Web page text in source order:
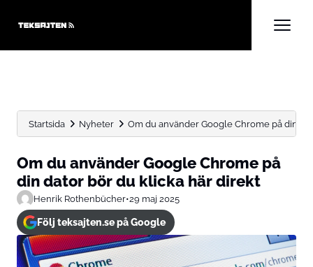
Startsida Nyheter Om du använder Google Chrome på din
Om du använder Google Chrome på
din dator bör du klicka här direkt
Henrik Rothenbücher•29 maj 2025
Följ teksajten.se på Google